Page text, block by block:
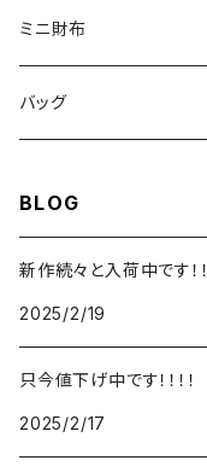
ミニ財布
バッグ
BLOG
新作続々と入荷中です！！
2025/2/19
只今値下げ中です！！！！
2025/2/17